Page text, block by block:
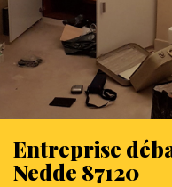
Entreprise
Nedde 87120